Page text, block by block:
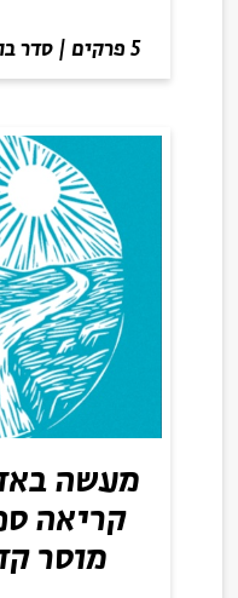
5 פרקים | סדר
מעשה
קריאה
מוסר